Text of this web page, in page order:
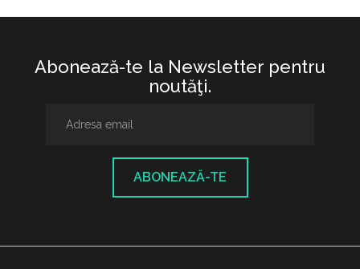
Abonează-te la Newsletter pentru
noutăţi.
ABONEAZĂ-TE